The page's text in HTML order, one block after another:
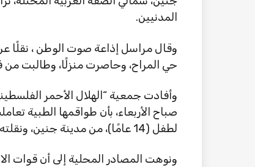
المدنيين.
وقال مراسل إذاعة صوت الوطن ، نقلًا
حي المراح، وحاصرت منزلًا، وطالبت من
وأفادت جمعية “الهلال الأحمر
صباح الأربعاء، بأن طواقمها الطبية
لطفل (14 عامًا)، من مدينة جنين، ونقلته إلى المستشفى لاستكمال العلاج.
ونوهت المصادر المحلية إلى أن قوات